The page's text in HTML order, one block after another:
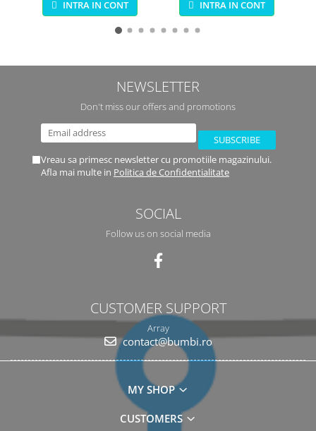
INTRA IN CONT
Quercetti
INTRA IN CONT
NEWSLETTER
Don't miss our offers and promotions
Vreau sa primesc newsletter cu promotiile magazinului.
Afla mai multe in Politica de Confidentialitate
SOCIAL
Follow us on social media
CUSTOMER SUPPORT
Array
contact@bumbi.ro
MY SHOP
CUSTOMERS